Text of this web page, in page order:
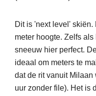
Dit is 'next level'
meter hoogte. Zelfs
sneeuw hier perfect.
ideaal om meters te
dat de rit vanuit Milaan
uur zonder file). Het is